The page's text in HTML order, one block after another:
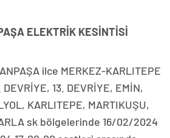
ELEKTRİK KESİNTİSİ
ilce MERKEZ-KARLITEPE
DEVRİYE, 13. DEVRİYE, EMİN,
KARLITEPE, MARTIKUŞU,
sk bölgelerinde 16/02/2024